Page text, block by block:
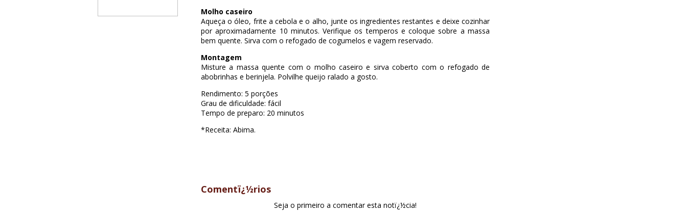
Molho caseiro
Aqueça o óleo, frite a cebola e o alho, junte os ingredientes restantes e deixe cozinhar
por aproximadamente 10 minutos. Verifique os temperos e coloque sobre a massa
bem quente. Sirva com o refogado de cogumelos e vagem reservado.
Montagem
Misture a massa quente com o molho caseiro e sirva coberto com o refogado de
abobrinhas e berinjela. Polvilhe queijo ralado a gosto.
Rendimento: 5 porções
Grau de dificuldade: fácil
Tempo de preparo: 20 minutos
*Receita: Abima.
Comentï¿½rios
Seja o primeiro a comentar esta notï¿½cia!